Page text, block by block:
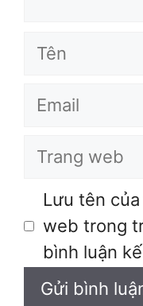
Tên
Email
Trang
Lưu tên
web trong
bình luận